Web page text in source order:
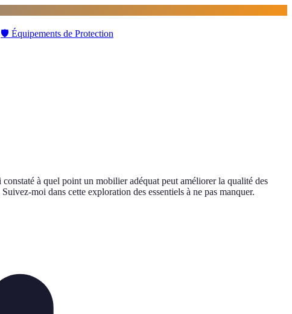
🛡️ Équipements de Protection
à quel point un mobilier adéquat peut améliorer la qualité des
moi dans cette exploration des essentiels à ne pas manquer.